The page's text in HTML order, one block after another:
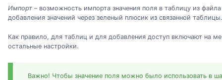
Импорт – возможность импорта значения поля в таблицу из
добавления значений через зеленый плюсик из связанной таблицы.
Как правило, для таблиц и для добавления доступ включают на
остальные настройки.
Важно! Чтобы значение поля можно было использовать в